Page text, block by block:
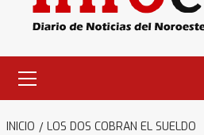
primario
INICIO LOS DOS COBRAN EL SUELDO